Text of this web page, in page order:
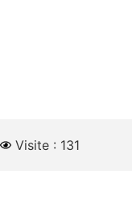
Visite : 131